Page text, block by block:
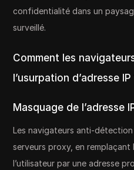
confidentialité dans un
surveillé.
Comment les
l’usurpation d’adresse IP
Masquage de l’adresse
Les navigateurs anti-
serveurs proxy, en remplaçant
l’utilisateur par une adresse